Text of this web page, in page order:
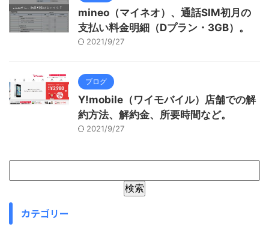
mineo（マイネオ）、通話SIM初月の
支払い料金明細（Dプラン・3GB）。
2021/9/27
ブログ
Y!mobile（ワイモバイル）店舗での解
約方法、解約金、所要時間など。
2021/9/27
カテゴリー